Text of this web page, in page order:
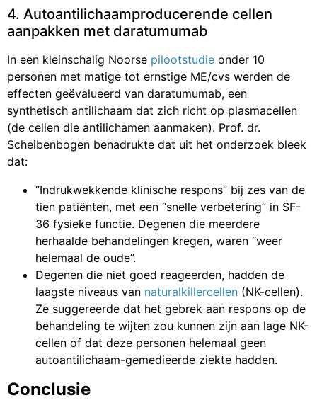
4. Autoantilichaamproducerende cellen
aanpakken met daratumumab
In een kleinschalig Noorse pilootstudie onder 10
personen met matige tot ernstige ME/cvs werden de
effecten geëvalueerd van daratumumab, een
synthetisch antilichaam dat zich richt op plasmacellen
(de cellen die antilichamen aanmaken). Prof. dr.
Scheibenbogen benadrukte dat uit het onderzoek bleek
dat:
“Indrukwekkende klinische respons” bij zes van de
tien patiënten, met een “snelle verbetering” in SF-
36 fysieke functie. Degenen die meerdere
herhaalde behandelingen kregen, waren “weer
helemaal de oude”.
Degenen die niet goed reageerden, hadden de
laagste niveaus van naturalkillercellen (NK-cellen).
Ze suggereerde dat het gebrek aan respons op de
behandeling te wijten zou kunnen zijn aan lage NK-
cellen of dat deze personen helemaal geen
autoantilichaam-gemedieerde ziekte hadden.
Conclusie